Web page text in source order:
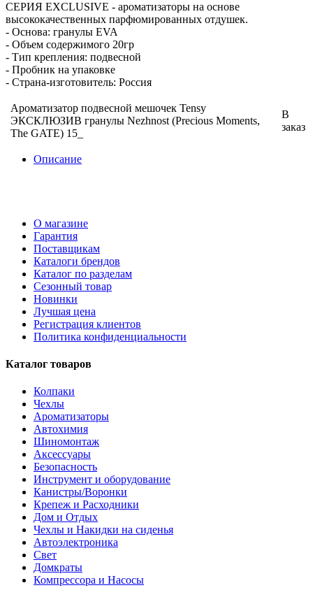
СЕРИЯ EXCLUSIVE - ароматизаторы на основе
высококачественных парфюмированных отдушек.
- Основа: гранулы EVA
- Объем содержимого 20гр
- Тип крепления: подвесной
- Пробник на упаковке
- Страна-изготовитель: Россия
Ароматизатор подвесной мешочек Tensy
ЭКСКЛЮЗИВ гранулы Nezhnost (Precious Moments,
The GATE) 15_
В
заказ
Описание
О магазине
Гарантия
Поставщикам
Каталоги брендов
Каталог по разделам
Сезонный товар
Новинки
Лучшая цена
Регистрация клиентов
Политика конфиденциальности
Каталог товаров
Колпаки
Чехлы
Ароматизаторы
Автохимия
Шиномонтаж
Аксессуары
Безопасность
Инструмент и оборудование
Канистры/Воронки
Крепеж и Расходники
Дом и Отдых
Чехлы и Накидки на сиденья
Автоэлектроника
Свет
Домкраты
Компрессора и Насосы